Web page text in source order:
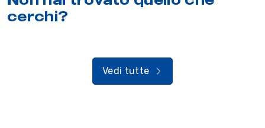
cerchi?
Vedi tutte